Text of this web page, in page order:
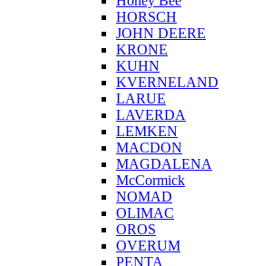
HORSCH
JOHN DEERE
KRONE
KUHN
KVERNELAND
LARUE
LAVERDA
LEMKEN
MACDON
MAGDALENA
McCormick
NOMAD
OLIMAC
OROS
OVERUM
PENTA